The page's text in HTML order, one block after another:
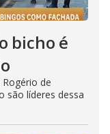
bicho é
de
são líderes dessa